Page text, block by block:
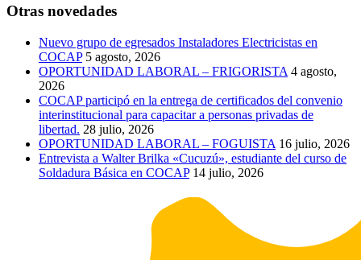
Otras novedades
Nuevo grupo de egresados Instaladores Electricistas en
COCAP 5 agosto, 2026
OPORTUNIDAD LABORAL – FRIGORISTA 4 agosto,
2026
COCAP participó en la entrega de certificados del convenio
interinstitucional para capacitar a personas privadas de
libertad. 28 julio, 2026
OPORTUNIDAD LABORAL – FOGUISTA 16 julio, 2026
Entrevista a Walter Brilka «Cucuzú», estudiante del curso de
Soldadura Básica en COCAP 14 julio, 2026